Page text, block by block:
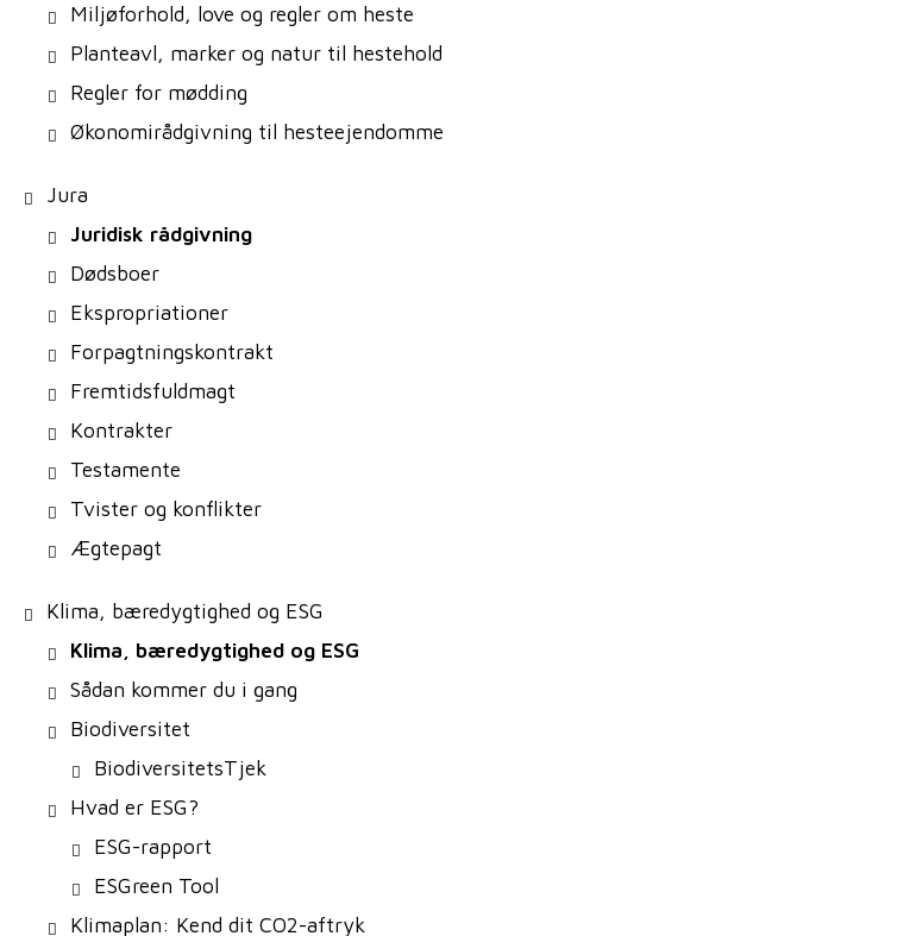
Miljøforhold, love og regler om heste
Planteavl, marker og natur til hestehold
Regler for mødding
Økonomirådgivning til hesteejendomme
Jura
Juridisk rådgivning
Dødsboer
Ekspropriationer
Forpagtningskontrakt
Fremtidsfuldmagt
Kontrakter
Testamente
Tvister og konflikter
Ægtepagt
Klima, bæredygtighed og ESG
Klima, bæredygtighed og ESG
Sådan kommer du i gang
Biodiversitet
BiodiversitetsTjek
Hvad er ESG?
ESG-rapport
ESGreen Tool
Klimaplan: Kend dit CO2-aftryk